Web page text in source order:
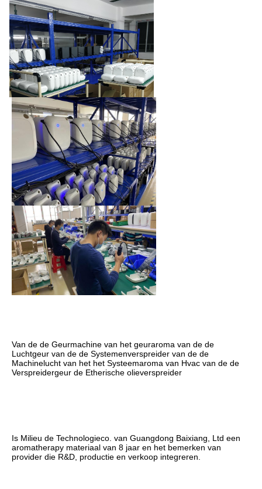
Van de de Geurmachine van het geuraroma van de de
Luchtgeur van de de Systemenverspreider van de de
Machinelucht van het het Systeemaroma van Hvac van de de
Verspreidergeur de Etherische olieverspreider
Is Milieu de Technologieco. van Guangdong Baixiang, Ltd een
aromatherapy materiaal van 8 jaar en het bemerken van
provider die R&D, productie en verkoop integreren.